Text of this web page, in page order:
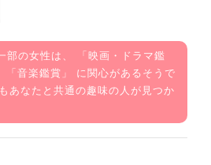
部の女性は、 「 映画・ドラマ鑑
「 音楽鑑賞 」 に関心があるそうで
あなたと共通の趣味の人が見つか